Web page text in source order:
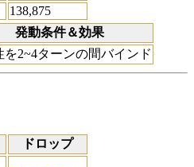
138,875
発動条件＆効果
を2~4ターンの間バインド
ドロップ